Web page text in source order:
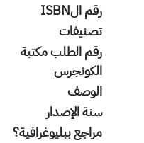
رقم الISBN
تصنيفات
رقم الطلب مكتبة
الكونجرس
الوصف
سنة الإصدار
مراجع ببليوغرافية؟